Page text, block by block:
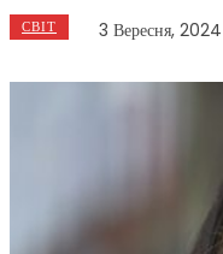
СВІТ 3 Вересня, 2024